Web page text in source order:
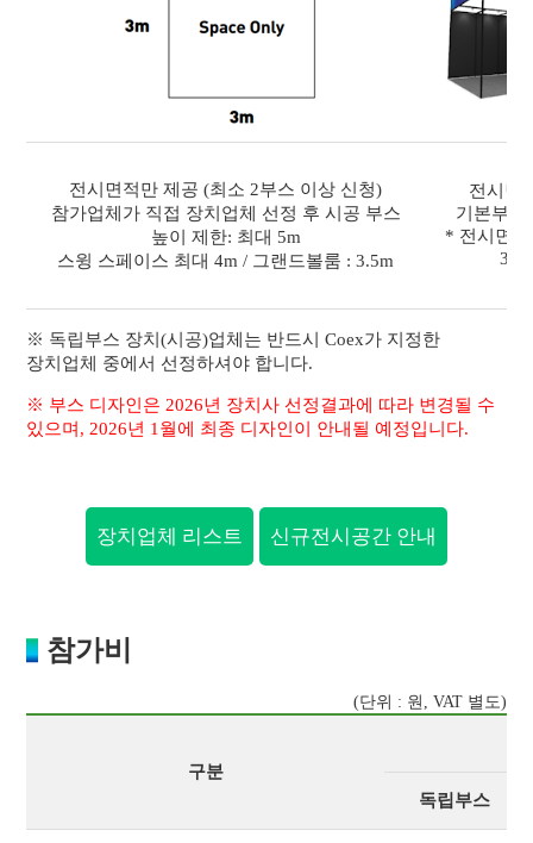
전시면적만 제공 (최소 2부스 이상 신청)
참가업체가 직접 장치업체 선정 후 시공 부스
높이 제한: 최대 5m
스윙 스페이스 최대 4m / 그랜드볼룸 : 3.5m
전시면
기본부스
* 전시면
3m
※ 독립부스 장치(시공)업체는 반드시 Coex가 지정한
장치업체 중에서 선정하셔야 합니다.
※ 부스 디자인은 2026년 장치사 선정결과에 따라 변경될 수
있으며, 2026년 1월에 최종 디자인이 안내될 예정입니다.
장치업체 리스트 신규전시공간 안내
참가비
(단위 : 원, VAT 별도)
구분
독립부스